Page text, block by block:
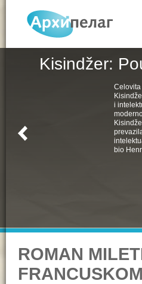
Kisindžer:
i
bio
ROMAN